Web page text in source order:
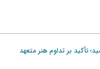
تأکید بر تداوم هنر متعهد